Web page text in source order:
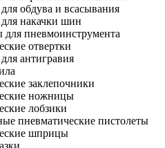
обдува и всасывания
накачки шин
для пневмоинструмента
отвертки
антигравия
заклепочники
ножницы
лобзики
пневматические пистолеты
шприцы